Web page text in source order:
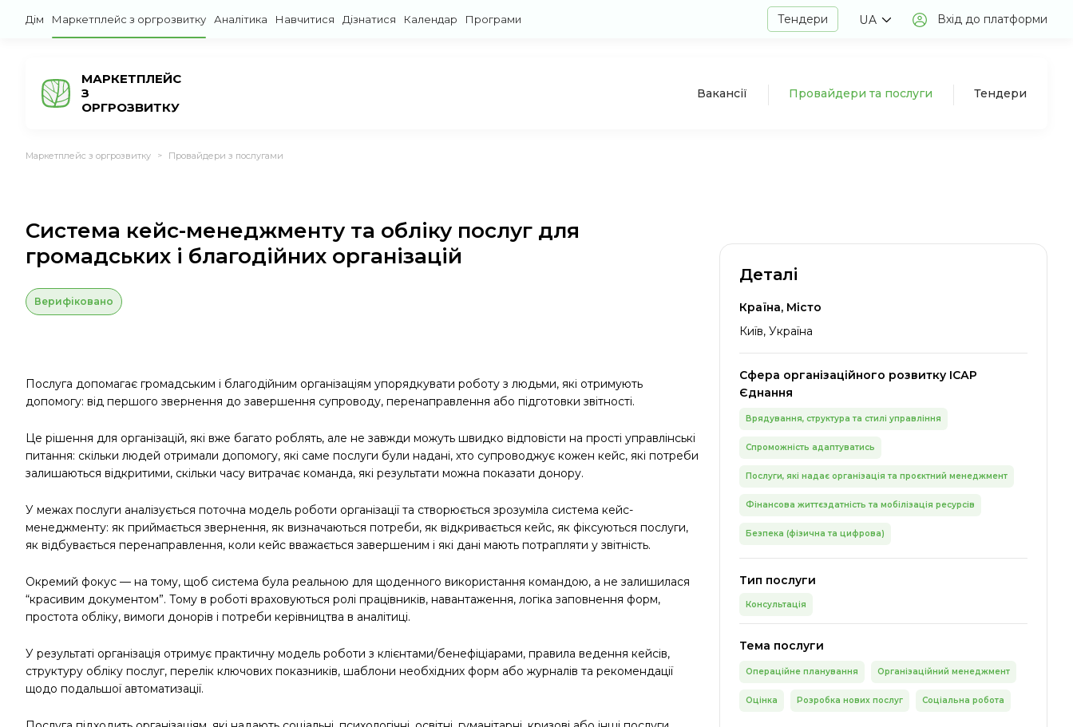
Дім Маркетплейс з оргрозвитку Аналітика Навчитися Дізнатися Календар Програми Тендери UA Вхід до платформи
МАРКЕТПЛЕЙС
З
ОРГРОЗВИТКУ
Вакансії Провайдери та послуги Тендери
Маркетплейс з оргрозвитку > Провайдери з послугами
Система кейс-менеджменту та обліку послуг для
громадських і благодійних організацій
Верифіковано
Послуга допомагає громадським і благодійним організаціям упорядкувати роботу з людьми, які отримують
допомогу: від першого звернення до завершення супроводу, перенаправлення або підготовки звітності.
Це рішення для організацій, які вже багато роблять, але не завжди можуть швидко відповісти на прості управлінські
питання: скільки людей отримали допомогу, які саме послуги були надані, хто супроводжує кожен кейс, які потреби
залишаються відкритими, скільки часу витрачає команда, які результати можна показати донору.
У межах послуги аналізується поточна модель роботи організації та створюється зрозуміла система кейс-
менеджменту: як приймається звернення, як визначаються потреби, як відкривається кейс, як фіксуються послуги,
як відбувається перенаправлення, коли кейс вважається завершеним і які дані мають потрапляти у звітність.
Окремий фокус — на тому, щоб система була реальною для щоденного використання командою, а не залишилася
“красивим документом”. Тому в роботі враховуються ролі працівників, навантаження, логіка заповнення форм,
простота обліку, вимоги донорів і потреби керівництва в аналітиці.
У результаті організація отримує практичну модель роботи з клієнтами/бенефіціарами, правила ведення кейсів,
структуру обліку послуг, перелік ключових показників, шаблони необхідних форм або журналів та рекомендації
щодо подальшої автоматизації.
Деталі
Країна, Місто
Київ, Україна
Сфера організаційного розвитку ІСАР
Єднання
Врядування, структура та стилі управління
Спроможність адаптуватись
Послуги, які надає організація та проєктний менеджмент
Фінансова життєздатність та мобілізація ресурсів
Безпека (фізична та цифрова)
Тип послуги
Консультація
Тема послуги
Операційне планування Організаційний менеджмент
Оцінка Розробка нових послуг Соціальна робота